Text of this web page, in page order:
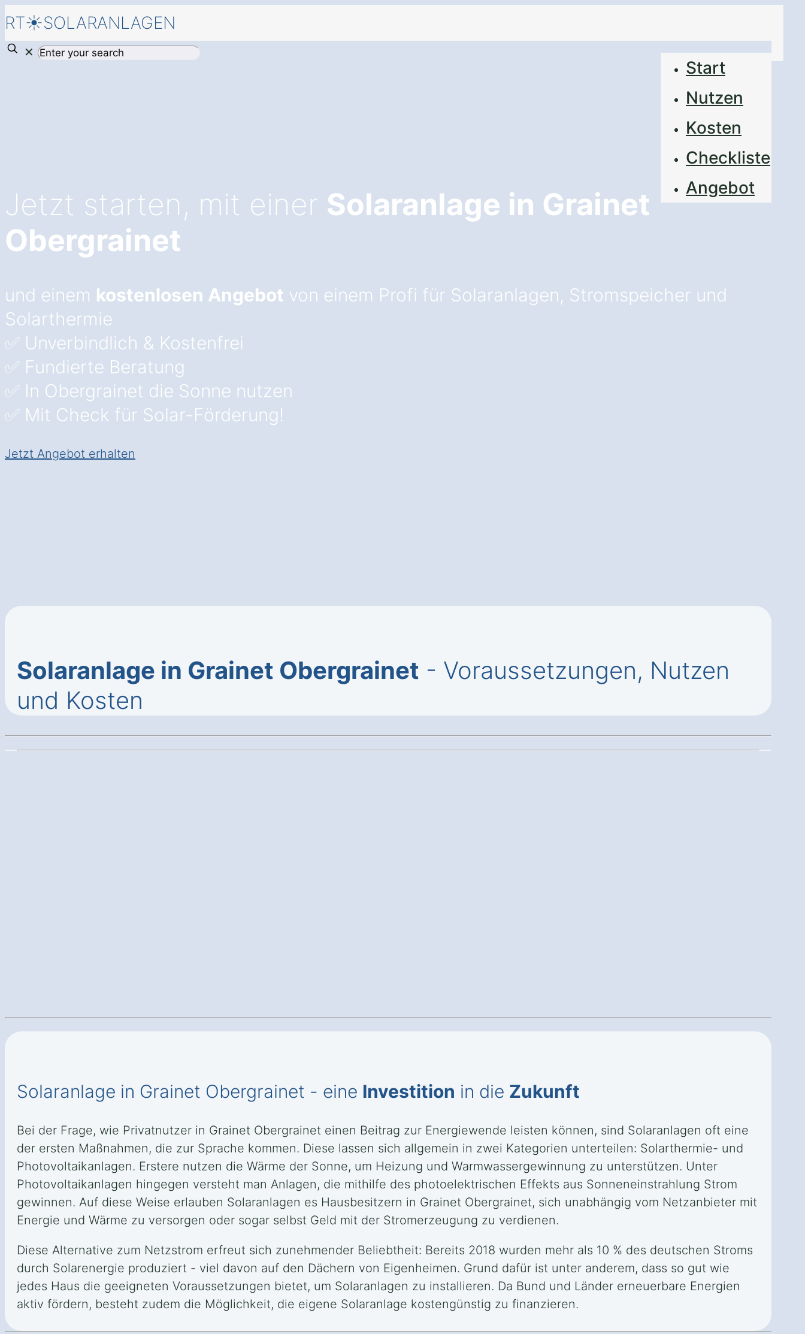
RT☀️SOLARANLAGEN
Start
Nutzen
Kosten
Checkliste
Angebot
✕
Jetzt starten, mit einer Solaranlage in Grainet
Obergrainet
und einem kostenlosen Angebot von einem Profi für Solaranlagen, Stromspeicher und
Solarthermie
✅ Unverbindlich & Kostenfrei
✅ Fundierte Beratung
✅ In Obergrainet die Sonne nutzen
✅ Mit Check für Solar-Förderung!
Jetzt Angebot erhalten
Solaranlage in Grainet Obergrainet - Voraussetzungen, Nutzen
und Kosten
Solaranlage in Grainet Obergrainet - eine Investition in die Zukunft
Bei der Frage, wie Privatnutzer in Grainet Obergrainet einen Beitrag zur Energiewende leisten können, sind Solaranlagen oft eine
der ersten Maßnahmen, die zur Sprache kommen. Diese lassen sich allgemein in zwei Kategorien unterteilen: Solarthermie- und
Photovoltaikanlagen. Erstere nutzen die Wärme der Sonne, um Heizung und Warmwassergewinnung zu unterstützen. Unter
Photovoltaikanlagen hingegen versteht man Anlagen, die mithilfe des photoelektrischen Effekts aus Sonneneinstrahlung Strom
gewinnen. Auf diese Weise erlauben Solaranlagen es Hausbesitzern in Grainet Obergrainet, sich unabhängig vom Netzanbieter mit
Energie und Wärme zu versorgen oder sogar selbst Geld mit der Stromerzeugung zu verdienen.
Diese Alternative zum Netzstrom erfreut sich zunehmender Beliebtheit: Bereits 2018 wurden mehr als 10 % des deutschen Stroms
durch Solarenergie produziert - viel davon auf den Dächern von Eigenheimen. Grund dafür ist unter anderem, dass so gut wie
jedes Haus die geeigneten Voraussetzungen bietet, um Solaranlagen zu installieren. Da Bund und Länder erneuerbare Energien
aktiv fördern, besteht zudem die Möglichkeit, die eigene Solaranlage kostengünstig zu finanzieren.